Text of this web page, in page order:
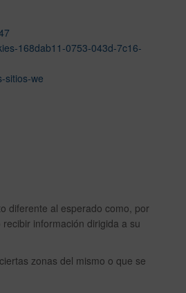
168dab11-0753-043d-7c16-
sitios-we
diferente al esperado como, por
información dirigida a su
zonas del mismo o que se